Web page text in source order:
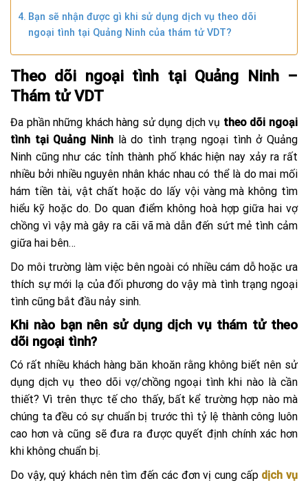
Bạn sẽ nhận được gì khi sử dụng dịch vụ theo dõi
ngoại tình tại Quảng Ninh của thám tử VDT?
Theo dõi ngoại tình tại Quảng Ninh –
Thám tử VDT
Đa phần những khách hàng sử dụng dịch vụ theo dõi ngoại
tình tại Quảng Ninh là do tình trạng ngoại tình ở Quảng
Ninh cũng như các tỉnh thành phố khác hiện nay xảy ra rất
nhiều bởi nhiều nguyên nhân khác nhau có thể là do mai mối
hám tiền tài, vật chất hoặc do lấy vội vàng mà không tìm
hiểu kỹ hoặc do. Do quan điểm không hoà hợp giữa hai vợ
chồng vì vậy mà gây ra cãi vã mà dẫn đến sứt mẻ tình cảm
giữa hai bên…
Do môi trường làm việc bên ngoài có nhiều cám dỗ hoặc ưa
thích sự mới lạ của đối phương do vậy mà tình trạng ngoại
tình cũng bắt đầu nảy sinh.
Khi nào bạn nên sử dụng dịch vụ thám tử theo
dõi ngoại tình?
Có rất nhiều khách hàng băn khoăn rằng không biết nên sử
dụng dịch vụ theo dõi vợ/chồng ngoại tình khi nào là cần
thiết? Vì trên thực tế cho thấy, bất kể trường hợp nào mà
chúng ta đều có sự chuẩn bị trước thì tỷ lệ thành công luôn
cao hơn và cũng sẽ đưa ra được quyết định chính xác hơn
khi không chuẩn bị.
Do vậy, quý khách nên tìm đến các đơn vị cung cấp dịch vụ